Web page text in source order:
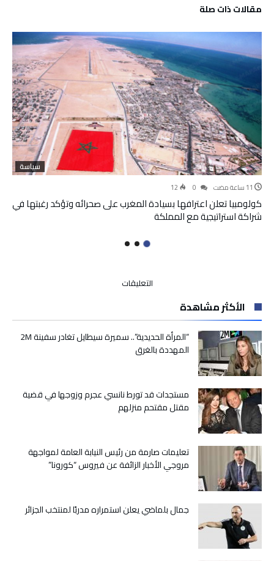
‫مقالات ذات صلة‬
سياسة
12
كولومبيا تعلن اعترافها بسيادة المغرب على صحرائه وتؤكد رغبتها في
شراكة استراتيجية مع المملكة
التعليقات
انسحابي
من
السياسة
خيانة
مغلقة
الأكثر مشاهدة
“المرأة الحديدية”.. سميرة سيطايل تغادر سفينة 2M
المهددة بالغرق
مستجدات قد تورط نانسي عجرم وزوجها في قضية
مقتل مقتحم منزلهم
تعليمات صارمة من رئيس النيابة العامة لمواجهة
مروجي الأخبار الزائفة عن فيروس “كورونا”
جمال بلماضي يعلن استمراره مدربًا لمنتخب الجزائر